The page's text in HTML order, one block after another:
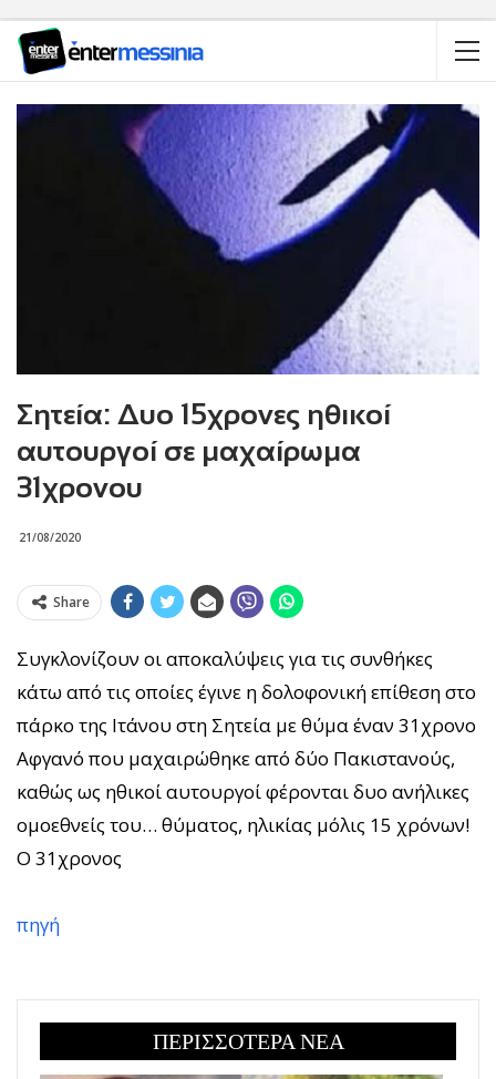
Σητεία: Δυο 15χρονες ηθικοί
αυτουργοί σε μαχαίρωμα
31χρονου
21/08/2020
Share
Συγκλονίζουν οι αποκαλύψεις για τις συνθήκες
κάτω από τις οποίες έγινε η δολοφονική επίθεση στο
πάρκο της Ιτάνου στη Σητεία με θύμα έναν 31χρονο
Αφγανό που μαχαιρώθηκε από δύο Πακιστανούς,
καθώς ως ηθικοί αυτουργοί φέρονται δυο ανήλικες
ομοεθνείς του… θύματος, ηλικίας μόλις 15 χρόνων!
Ο 31χρονος
πηγή
ΠΕΡΙΣΣΟΤΕΡΑ ΝΕΑ